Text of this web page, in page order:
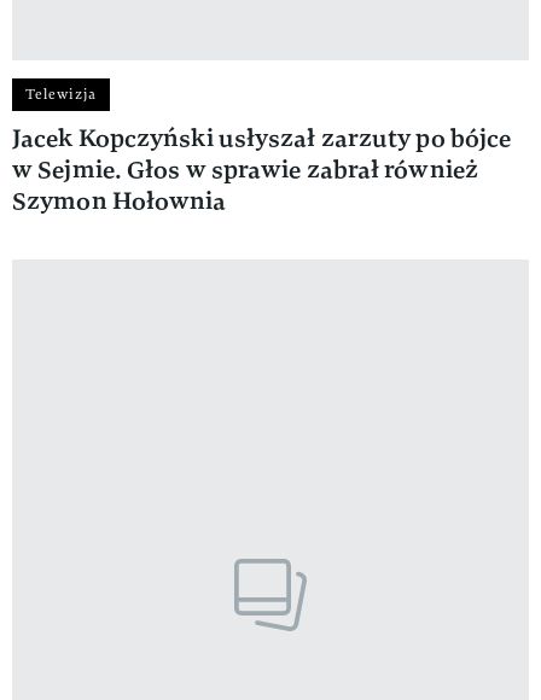
Telewizja
Jacek Kopczyński usłyszał zarzuty po bójce
w Sejmie. Głos w sprawie zabrał również
Szymon Hołownia